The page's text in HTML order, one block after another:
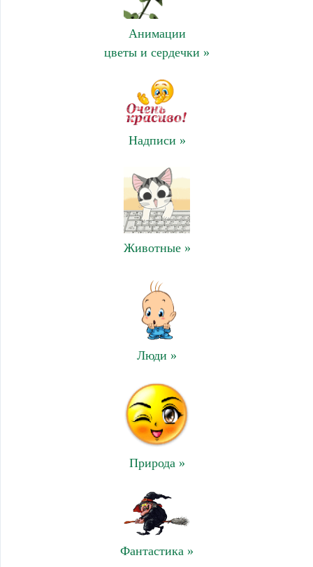
Анимации
цветы и сердечки »
Надписи »
Животные »
Люди »
Природа »
Фантастика »